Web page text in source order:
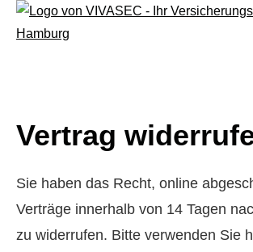
Vertrag
Sie haben das Recht, online
Verträge innerhalb von 14 Tagen
zu widerrufen. Bitte verwenden Sie